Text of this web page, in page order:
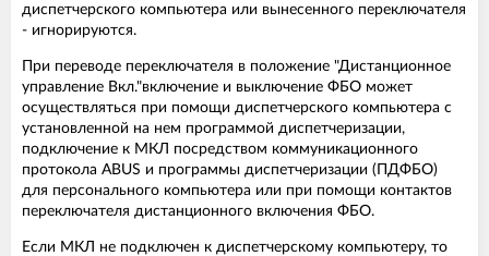
диспетчерского компьютера или вынесенного переключателя
- игнорируются.
При переводе переключателя в положение "Дистанционное
управление Вкл."включение и выключение ФБО может
осуществляться при помощи диспетчерского компьютера с
установленной на нем программой диспетчеризации,
подключение к МКЛ посредством коммуникационного
протокола ABUS и программы диспетчеризации (ПДФБО)
для персонального компьютера или при помощи контактов
переключателя дистанционного включения ФБО.
Если МКЛ не подключен к диспетчерскому компьютеру, то